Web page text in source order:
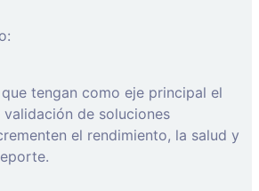
tengan como eje principal el
de soluciones
el rendimiento, la salud y